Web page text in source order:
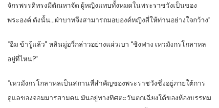
จักรพรรดิทรงมีตัณหาจัด ผู้หญิงแทบทั้งหมดในพระราชวังเป็นของ
พระองค์ ดังนั้น…ฝ่าบาทจึงสามารถมอบองค์หญิงสี่ให้ท่านอย่างใจกว้าง”
“อืม ข้ารู้แล้ว” หลินมู่อวี่กล่าวอย่างแผ่วเบา “ชิงฟาง เหวมังกรโกลาหล
อยู่ที่ไหน?”
“เหวมังกรโกลาหลเป็นสถานที่สำคัญของพระราชวังซึ่งอยู่ภายใต้การ
ดูแลของจอมมารสามคน มันอยู่ทางทิศตะวันตกเฉียงใต้ของห้องบรรทม